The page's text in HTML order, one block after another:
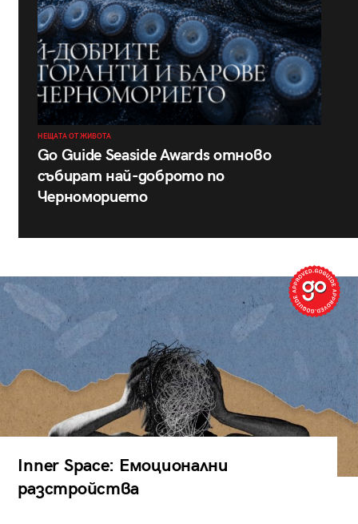
НЕЩАТА ОТ ЖИВОТА
Go Guide Seaside Awards отново
събират най-доброто по
Черноморието
Inner Space: Емоционални
разстройства